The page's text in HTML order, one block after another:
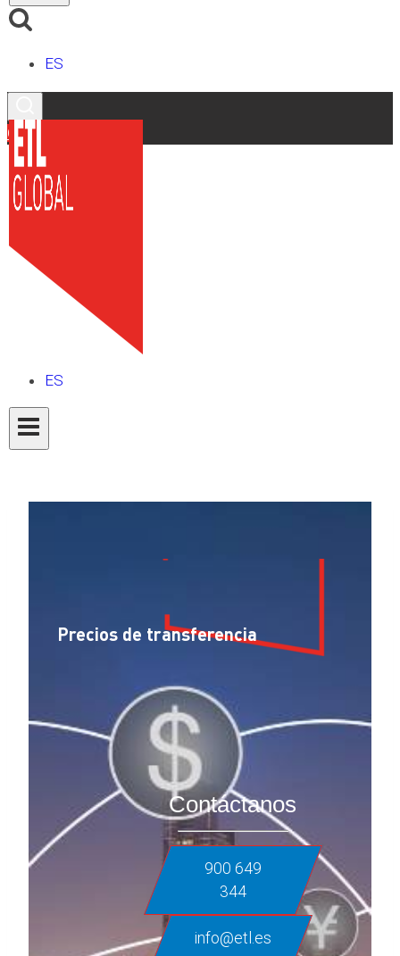
ES
Contacto
ES
Precios de transferencia
Contáctanos
900 649
344
info@etl.es